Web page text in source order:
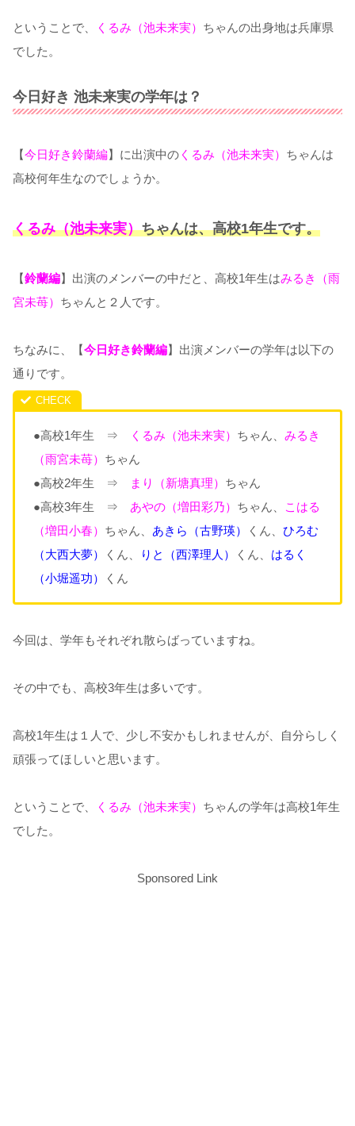
ということで、 くるみ（池未来実） ちゃんの出身地は兵庫県
でした。
今日好き 池未来実の学年は？
【今日好き鈴蘭編】に出演中の くるみ（池未来実） ちゃんは
高校何年生なのでしょうか。
くるみ（池未来実）ちゃんは、高校1年生です。
【鈴蘭編】出演のメンバーの中だと、高校1年生はみるき（雨
宮未苺） ちゃんと２人です。
ちなみに、【今日好き鈴蘭編】出演メンバーの学年は以下の
通りです。
●高校1年生 ⇒ くるみ（池未来実） ちゃん、 みるき
（雨宮未苺） ちゃん
●高校2年生 ⇒
まり（新塘真理） ちゃん
●高校3年生 ⇒ あやの（増田彩乃） ちゃん、
こはる
（増田小春） ちゃん、 あきら（古野瑛） くん、 ひろむ
（大西大夢）
くん、 りと（西澤理人） くん、 はるく
（小堀遥功）
くん
今回は、学年もそれぞれ散らばっていますね。
その中でも、高校3年生は多いです。
高校1年生は１人で、少し不安かもしれませんが、自分らしく
頑張ってほしいと思います。
ということで、 くるみ（池未来実） ちゃんの学年は高校1年生
でした。
Sponsored Link